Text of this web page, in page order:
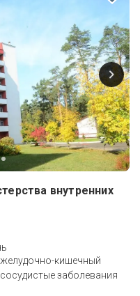
внутренних
кишечный
заболевания